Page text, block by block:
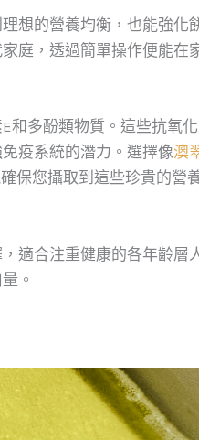
想的營養均衡，也能強化
庭，透過簡單操作便能在
和多酚類物質。這些抗氧化
疫系統的潛力。選擇像澳
保您攝取到這些珍貴的營
適合注重健康的各年齡層
。